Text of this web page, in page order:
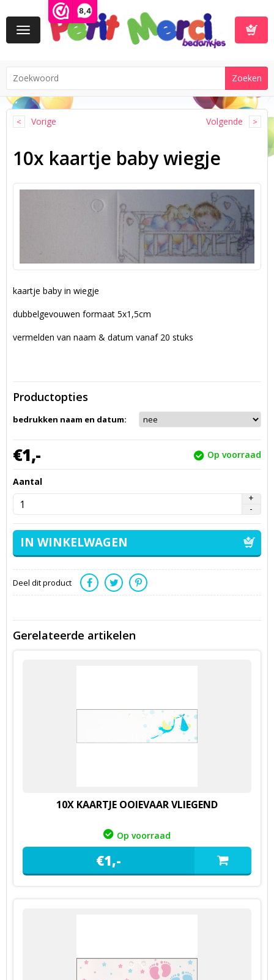
8,4
Toggle
navigation
Vorige Volgende
10x kaartje baby wiegje
kaartje baby in wiegje
dubbelgevouwen formaat 5x1,5cm
vermelden van naam & datum vanaf 20 stuks
Productopties
bedrukken naam en datum:
€1,- Op voorraad
Aantal
Deel dit product
Gerelateerde artikelen
10X KAARTJE OOIEVAAR VLIEGEND
Op voorraad
€1,-